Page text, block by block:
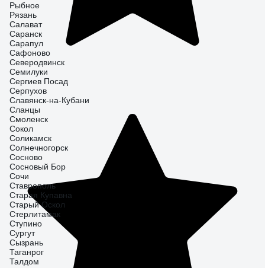
Рыбное
Рязань
Салават
Саранск
Сарапул
Сафоново
Северодвинск
Семилуки
Сергиев Посад
Серпухов
Славянск-на-Кубани
Сланцы
Смоленск
Сокол
Соликамск
Солнечногорск
Сосново
Сосновый Бор
Сочи
Ставрополь
Старая Купавна
Старый Оскол
Стерлитамак
Ступино
Сургут
Сызрань
Таганрог
Талдом